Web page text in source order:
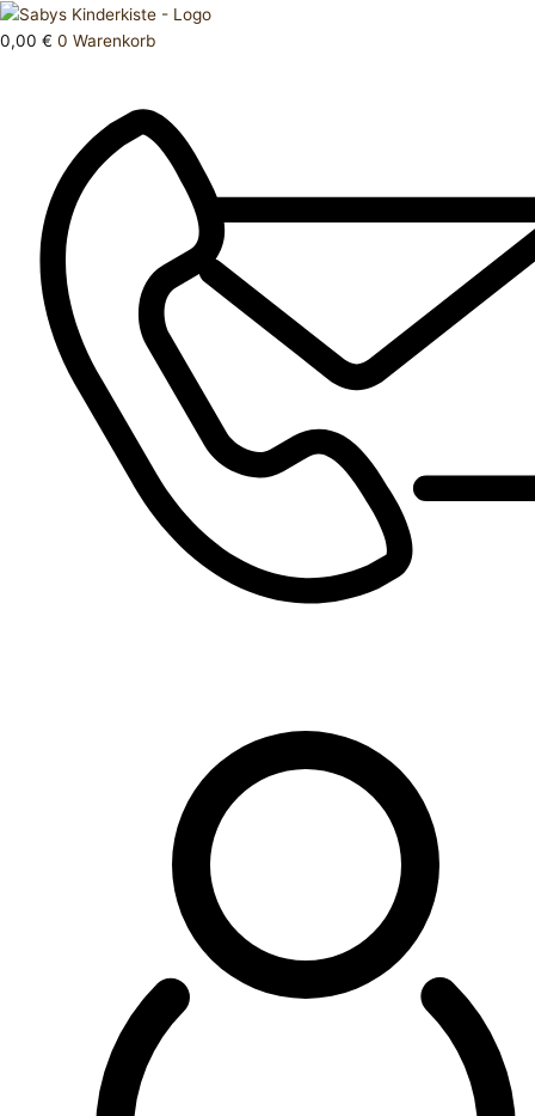
Zum
Inhalt
0,00 € 0 Warenkorb
Products
search
Schlafanzug
74